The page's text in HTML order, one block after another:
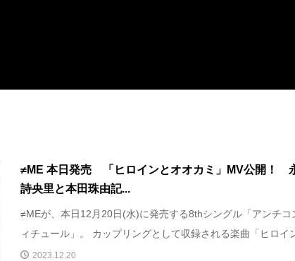
≠ME 本日発売 「ヒロインとオオカミ」MV公開！
詩央里と本田珠由記...
≠MEが、本日12月20日(水)に発売する8thシングル「アンチコ
ィチュール」。 カップリングとして収録される楽曲「ヒロイ
2023.12.20